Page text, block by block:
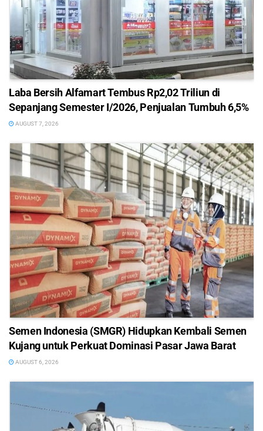
Laba Bersih Alfamart Tembus Rp2,02 Triliun di
Sepanjang Semester I/2026, Penjualan Tumbuh 6,5%
AUGUST 7, 2026
Semen Indonesia (SMGR) Hidupkan Kembali Semen
Kujang untuk Perkuat Dominasi Pasar Jawa Barat
AUGUST 6, 2026